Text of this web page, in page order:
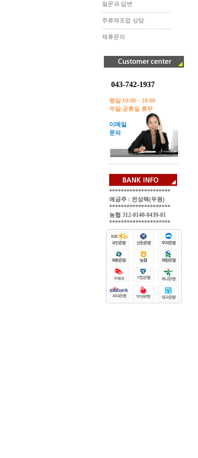
질문과 답변
주류제조업 상담
제휴문의
043-742-1937
평일 10:00 ~ 18:00
주말,공휴일 휴무
이메일
문의
*********************
예금주 : 전성택(우원)
*********************
농협 312-0140-0439-81
*********************